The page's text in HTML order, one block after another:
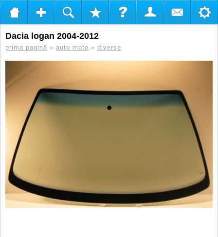
Dacia logan 2004-2012
prima pagină » auto moto » diverse